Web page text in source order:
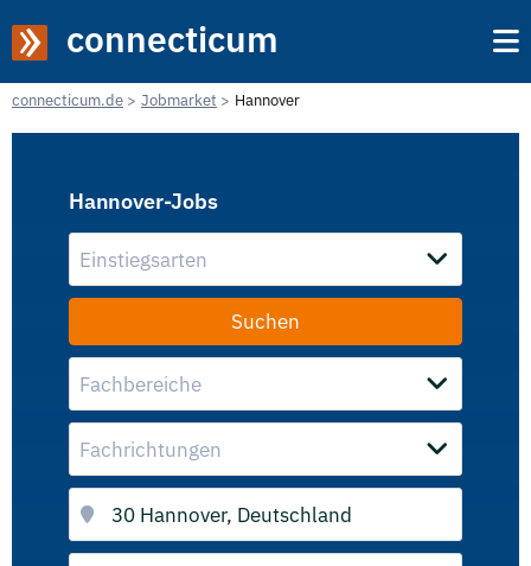
connecticum
connecticum.de Jobmarket Hannover
Hannover-Jobs
Einstiegsarten
Fachbereiche
Fachrichtungen